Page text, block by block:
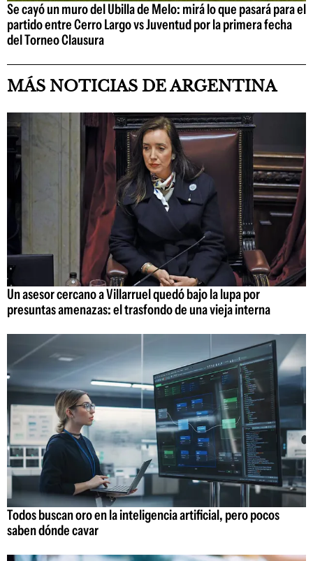
Se cayó un muro del Ubilla de Melo: mirá lo que pasará para el
partido entre Cerro Largo vs Juventud por la primera fecha
del Torneo Clausura
MÁS NOTICIAS DE ARGENTINA
Un asesor cercano a Villarruel quedó bajo la lupa por
presuntas amenazas: el trasfondo de una vieja interna
Todos buscan oro en la inteligencia artificial, pero pocos
saben dónde cavar